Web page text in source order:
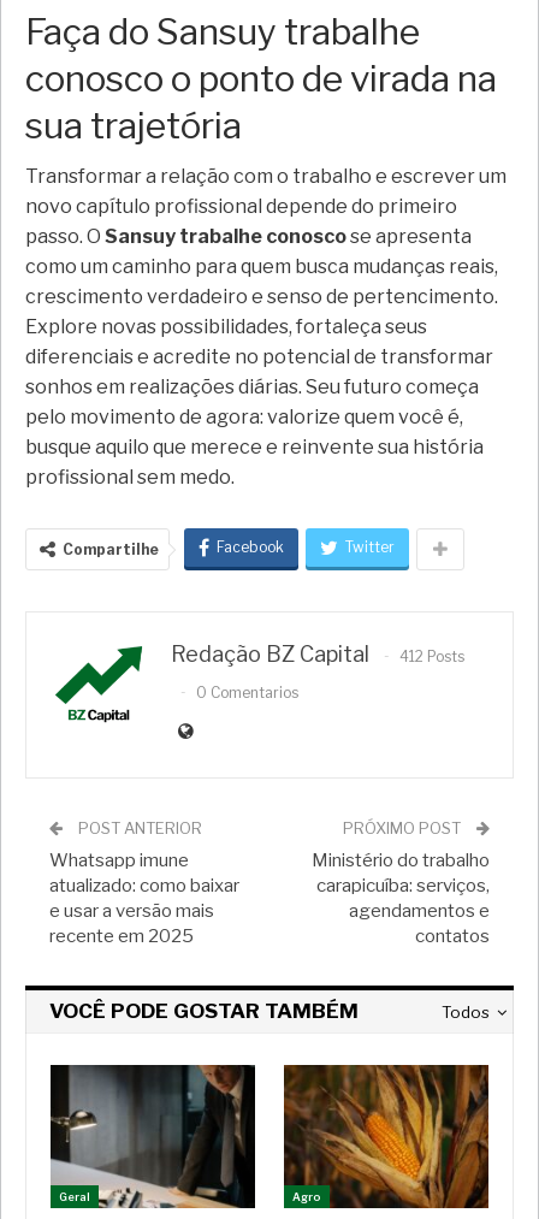
Faça do Sansuy trabalhe
conosco o ponto de virada na
sua trajetória
Transformar a relação com o trabalho e escrever um
novo capítulo profissional depende do primeiro
passo. O Sansuy trabalhe conoscose apresenta
como um caminho para quem busca mudanças reais,
crescimento verdadeiro e senso de pertencimento.
Explore novas possibilidades, fortaleça seus
diferenciais e acredite no potencial de transformar
sonhos em realizações diárias. Seu futuro começa
pelo movimento de agora: valorize quem você é,
busque aquilo que merece e reinvente sua história
profissional sem medo.
Compartilhe Facebook Twitter
Redação BZ Capital
412 Posts
0 Comentarios
POST ANTERIOR
Whatsapp imune
atualizado: como baixar
e usar a versão mais
recente em 2025
PRÓXIMO POST
Ministério do trabalho
carapicuíba: serviços,
agendamentos e
contatos
Todos
VOCÊ PODE GOSTAR TAMBÉM
Geral Agro